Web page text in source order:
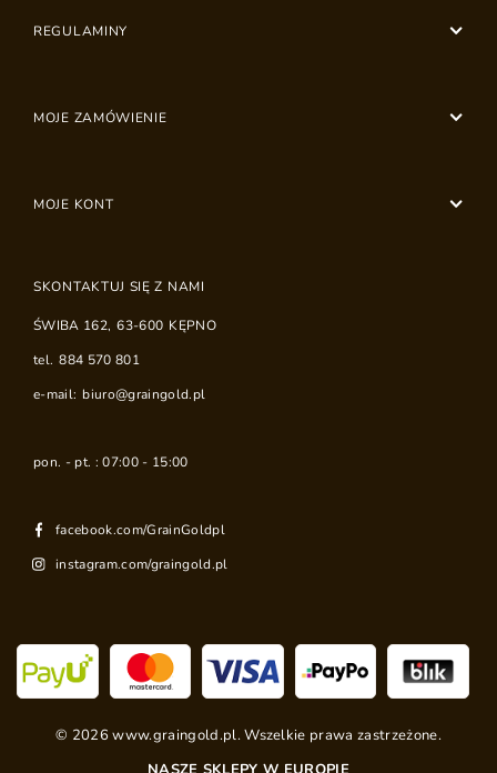
REGULAMINY
MOJE ZAMÓWIENIE
MOJE KONT
SKONTAKTUJ SIĘ Z NAMI
ŚWIBA 162, 63-600 KĘPNO
tel. 884 570 801
e-mail: biuro@graingold.pl
pon. - pt. : 07:00 - 15:00
facebook.com/GrainGoldpl
instagram.com/graingold.pl
© 2026 www.graingold.pl. Wszelkie prawa zastrzeżone.